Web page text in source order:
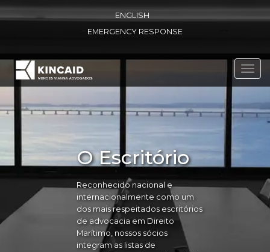
ENGLISH
EMERGENCY RESPONSE
O Escritório
Reconhecido nacional e
internacionalmente como um
dos mais respeitados escritórios
de advocacia em Direito
Marítimo, nossos sócios
integram as listas de